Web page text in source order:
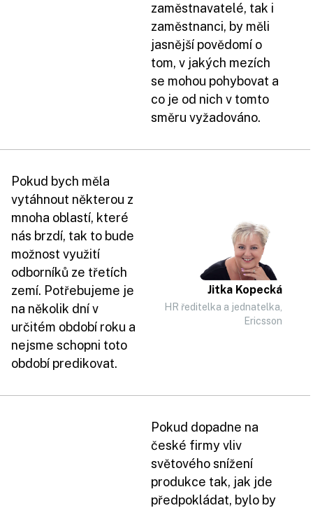
zaměstnavatelé, tak i
zaměstnanci, by měli
jasnější povědomí o
tom, v jakých mezích
se mohou pohybovat a
co je od nich v tomto
směru vyžadováno.
Jitka Kopecká
HR ředitelka a jednatelka,
Ericsson
Pokud bych měla
vytáhnout některou z
mnoha oblastí, které
nás brzdí, tak to bude
možnost využití
odborníků ze třetích
zemí. Potřebujeme je
na několik dní v
určitém období roku a
nejsme schopni toto
období predikovat.
Pokud dopadne na
české firmy vliv
světového snížení
produkce tak, jak jde
předpokládat, bylo by